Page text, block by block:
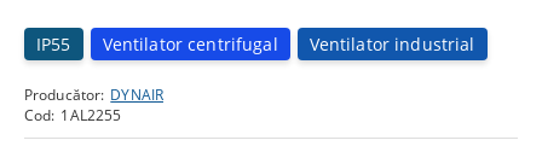
IP55 Ventilator centrifugal Ventilator industrial
Producător: DYNAIR
Cod: 1AL2255